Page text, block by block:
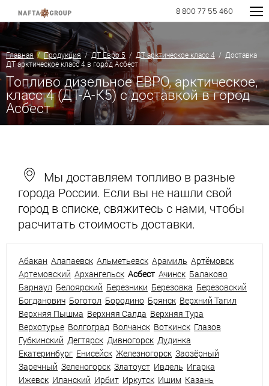
8 800 77 55 460
Главная/Продукция/ДТ Евро 5 / ДТ арктическое класс 4 / Доставка
ДТ арктическое класс 4 в город Асбест
Топливо дизельное ЕВРО, арктическое,
класс 4 (ДТ-А-К5) с доставкой в город
Асбест
Мы доставляем топливо в разные
города России. Если вы не нашли свой
город в списке, свяжитесь с нами, чтобы
расчитать стоимость доставки.
Абакан Алапаевск Альметьевск Арамиль Артёмовск
Артемовский Архангельск Асбест Ачинск Балаково
Барнаул Белоярский Березники Березовка Березовский
Богданович Боготол Бородино Брянск Верхний Тагил
Верхняя Пышма Верхняя Салда Верхняя Тура
Верхотурье Волгоград Волчанск Воткинск Глазов
Губкинский Дегтярск Дивногорск Дудинка
Екатеринбург Енисейск Железногорск Заозёрный
Заречный Зеленогорск Златоуст Ивдель Игарка
Ижевск Иланский Ирбит Иркутск Ишим Казань